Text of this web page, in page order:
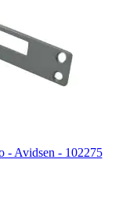
- Avidsen - 102275